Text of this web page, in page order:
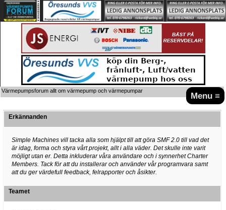
Menu ≡
Värmepumpsforum allt om värmepump och värmepumpar
Erkännanden
Simple Machines vill tacka alla som hjälpt till att göra SMF 2.0 till vad det
är idag, forma och styra vårt projekt, allt i alla väder. Det skulle inte varit
möjligt utan er. Detta inkluderar våra användare och i synnerhet Charter
Members. Tack för att du installerar och använder vår programvara samt
att du ger värdefull feedback, felrapporter och åsikter.
Teamet